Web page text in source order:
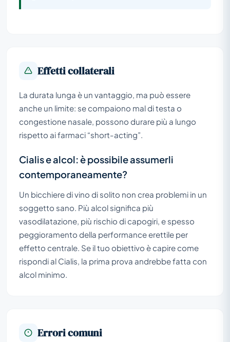
Effetti collaterali
La durata lunga è un vantaggio, ma può essere
anche un limite: se compaiono mal di testa o
congestione nasale, possono durare più a lungo
rispetto ai farmaci “short-acting”.
Cialis e alcol: è possibile assumerli
contemporaneamente?
Un bicchiere di vino di solito non crea problemi in un
soggetto sano. Più alcol significa più
vasodilatazione, più rischio di capogiri, e spesso
peggioramento della performance erettile per
effetto centrale. Se il tuo obiettivo è capire come
rispondi al Cialis, la prima prova andrebbe fatta con
alcol minimo.
Errori comuni